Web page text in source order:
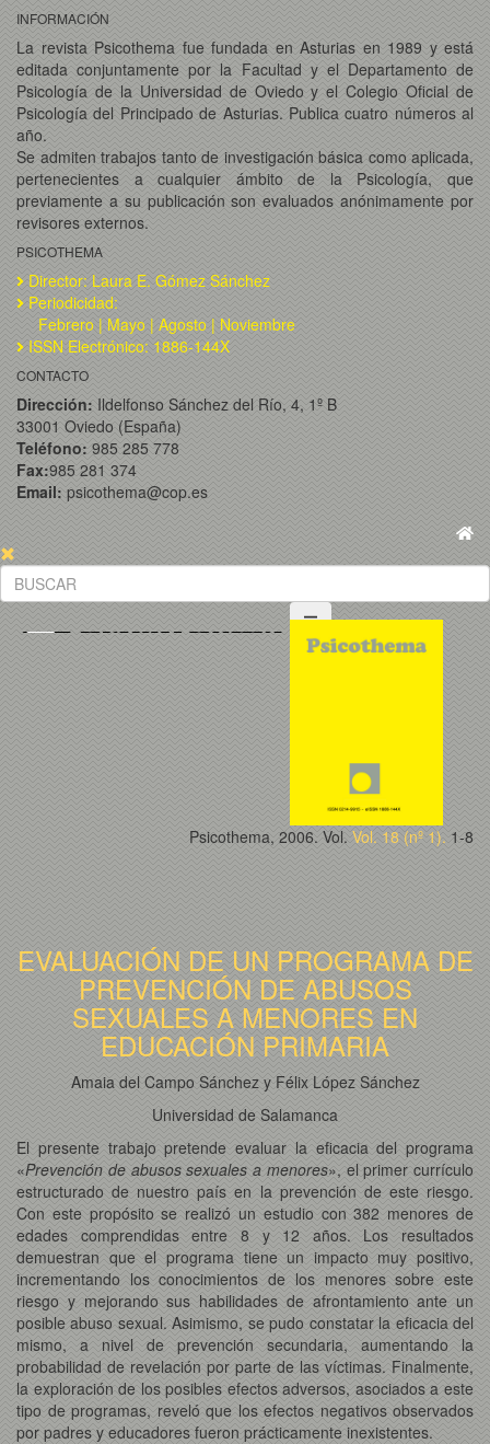
INFORMACIÓN
La revista Psicothema fue fundada en Asturias en 1989 y está
editada conjuntamente por la Facultad y el Departamento de
Psicología de la Universidad de Oviedo y el Colegio Oficial de
Psicología del Principado de Asturias. Publica cuatro números al
año.
Se admiten trabajos tanto de investigación básica como aplicada,
pertenecientes a cualquier ámbito de la Psicología, que
previamente a su publicación son evaluados anónimamente por
revisores externos.
PSICOTHEMA
Director: Laura E. Gómez Sánchez
Periodicidad:
Febrero | Mayo | Agosto | Noviembre
ISSN Electrónico: 1886-144X
CONTACTO
Dirección: Ildelfonso Sánchez del Río, 4, 1º B
33001 Oviedo (España)
Teléfono: 985 285 778
Fax:985 281 374
Email: psicothema@cop.es
Psicothema, 2006. Vol. Vol. 18 (nº 1). 1-8
EVALUACIÓN DE UN PROGRAMA DE
PREVENCIÓN DE ABUSOS
SEXUALES A MENORES EN
EDUCACIÓN PRIMARIA
Amaia del Campo Sánchez y Félix López Sánchez
Universidad de Salamanca
El presente trabajo pretende evaluar la eficacia del programa
«Prevención de abusos sexuales a menores», el primer currículo
estructurado de nuestro país en la prevención de este riesgo.
Con este propósito se realizó un estudio con 382 menores de
edades comprendidas entre 8 y 12 años. Los resultados
demuestran que el programa tiene un impacto muy positivo,
incrementando los conocimientos de los menores sobre este
riesgo y mejorando sus habilidades de afrontamiento ante un
posible abuso sexual. Asimismo, se pudo constatar la eficacia del
mismo, a nivel de prevención secundaria, aumentando la
probabilidad de revelación por parte de las víctimas. Finalmente,
la exploración de los posibles efectos adversos, asociados a este
tipo de programas, reveló que los efectos negativos observados
por padres y educadores fueron prácticamente inexistentes.